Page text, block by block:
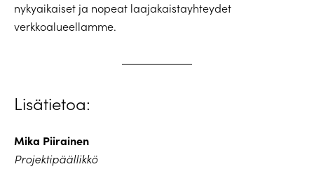
nykyaikaiset ja nopeat laajakaistayhteydet
verkkoalueellamme.
Lisätietoa:
Mika Piirainen
Projektipäällikkö